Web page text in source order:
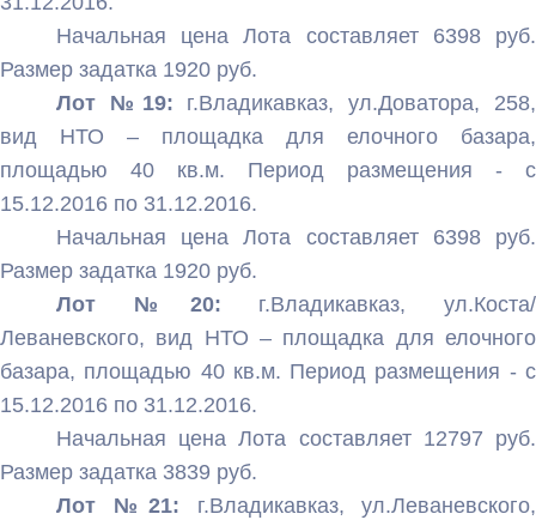
Начальная цена Лота составляет 6398 руб.
Размер задатка 1920 руб.
Лот №19: г.Владикавказ, ул.Доватора, 258,
вид НТО – площадка для елочного базара,
площадью 40 кв.м. Период размещения - с
15.12.2016 по 31.12.2016.
Начальная цена Лота составляет 6398 руб.
Размер задатка 1920 руб.
Лот №20: г.Владикавказ, ул.Коста/
Леваневского, вид НТО – площадка для елочного
базара, площадью 40 кв.м. Период размещения - с
15.12.2016 по 31.12.2016.
Начальная цена Лота составляет 12797 руб.
Размер задатка 3839 руб.
Лот №21: г.Владикавказ, ул.Леваневского,